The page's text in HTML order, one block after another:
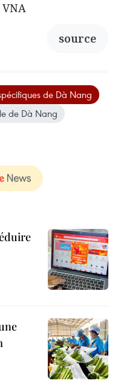
source
de Dà Nang
de Dà Nang